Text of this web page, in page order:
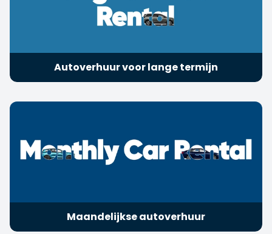
Autoverhuur voor lange termijn
Maandelijkse autoverhuur